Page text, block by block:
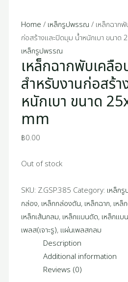
Home / เหล็กรูปพรรณ / เหล็กฉาก
ก่อสร้างและปิดมุม น้ำหนักเบา ขนาด
เหล็กรูปพรรณ
เหล็กฉากพับเคลือ
สำหรับงานก่อสร้
หนักเบา ขนาด
mm
฿0.00
Out of stock
SKU: Z.GSP.385 Category: เหล็ก
กล่อง, เหล็กกล่องตัน, เหล็กฉาก, เหล็
เหล็กเส้นกลม, เหล็กแบนตัด, เหล็กแบ
เพลส(เจาะรู), แผ่นเพลสกลม
Description
Additional information
Reviews (0)